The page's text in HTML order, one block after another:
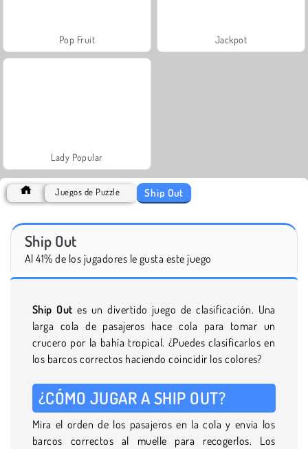
Pop Fruit Jackpot
Lady Popular
Juegos de Puzzle Ship Out
Ship Out
Al 41% de los jugadores le gusta este juego
Ship Out es un divertido juego de clasificación. Una
larga cola de pasajeros hace cola para tomar un
crucero por la bahía tropical. ¿Puedes clasificarlos en
los barcos correctos haciendo coincidir los colores?
¿CÓMO JUGAR A SHIP OUT?
Mira el orden de los pasajeros en la cola y envía los
barcos correctos al muelle para recogerlos. Los